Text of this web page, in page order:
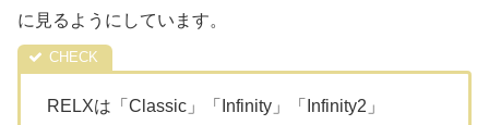
に見るようにしています。
RELXは「Classic」「Infinity」「Infinity2」